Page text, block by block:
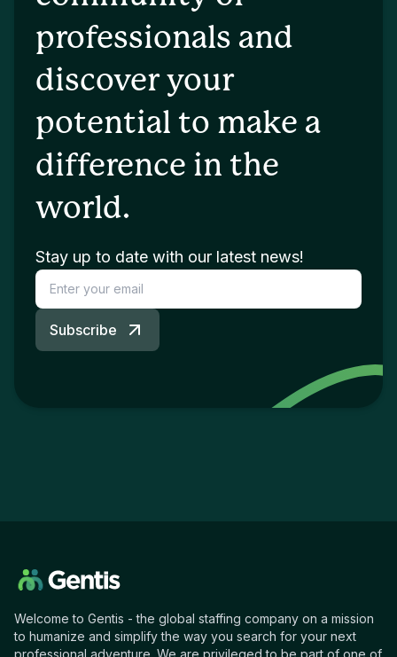
professionals and
discover your
potential to make a
difference in the
world.
Stay up to date with our latest news!
Subscribe
Welcome to Gentis - the global staffing company on a mission
to humanize and simplify the way you search for your next
professional adventure. We are privileged to be part of one of